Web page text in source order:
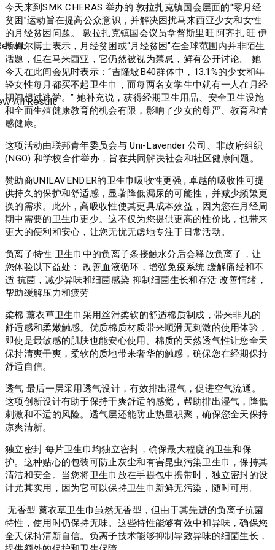
All Result
今天来到SMK CHERAS 举办的 敦拉扎克镇国会层面的“零月经
贫困”运动旨在提高公众意识，并解决困扰马来西亚少女和女性
的月经贫困问题。 敦拉扎克镇国会议员拿督斯里旺·阿齐扎·旺·伊
斯梅尔博士表示，月经贫困或“月经贫困”在全球范围内并非陌生
话题，但在马来西亚，它仍然被视为禁忌，鲜有公开讨论。 她
今天在此间会见时表示：“吉隆坡B40群体中，13.1%的少女和年
轻女性每月都买不起卫生巾，而每两名女学生中就有一人在月经
期间想过逃学。” 她补充说，获得经期卫生用品、安全卫生设施
和全面生殖健康教育的机会有限，影响了少女的尊严、教育和情
感健康。
这项活动由联邦青年委员会与 Uni-Lavender 公司、非政府组织
(NGO) 和学校合作举办，旨在共同解决社会和社区健康问题。
赞助商UNILAVENDER的卫生巾吸收性更强 , 卓越的吸收性可提
供持久的保护和舒适感，显著降低漏尿的可能性，并减少频繁更
换的需求。此外，高吸收性使其更具成本效益，因为您在月经周
期中需要的卫生巾更少。这不仅为您提供更高的性价比，也带来
更大的便利和安心，让您无忧无虑地专注于日常活动。
负离子特性 卫生巾中的负离子条接触水分后会释放负离子，让
您体验以下益处： 改善血液循环，增强免疫系统 缓解痛经和不
适 抗菌，减少异味和细菌感染 抑制细菌生长和存活 改善情绪，
帮助缓解压力和疲劳
柔棉 薰衣草卫生巾采用丝滑柔软的舒适棉质制成，带来非凡的
舒适感和柔嫩触感。优质棉质材质带来顺滑无刺激的使用体验，
即使是最敏感的肌肤也能安心使用。棉质的天然透气性让您全天
保持清爽干爽，柔软的质地带来奢华的触感，确保您在经期保持
舒适自信。
透气 最后一层采用透气设计，有效排出湿气，促进空气流通。
这项创新设计有助于保持干爽舒适的感觉，帮助排出湿气，降低
刺激和不适的风险。透气层还能防止热量积聚，确保您全天保持
凉爽清新。
‎独立密封 每片卫生巾均独立密封，确保最大程度的卫生和保
护。这种贴心的包装可防止灰尘和有害昆虫污染卫生巾，保持其
清洁和安全。当您将卫生巾放在手提包中携带时，独立密封的设
计尤其实用，因为它可以保持卫生巾新鲜无污染，随时可用。
无香型 薰衣草卫生巾虽然无香型，但由于其先进的负离子抗菌
特性，使用时仍保持无味。这些特性能够有效中和异味，确保您
全天保持清新自信。负离子技术能够抑制导致异味的细菌生长，